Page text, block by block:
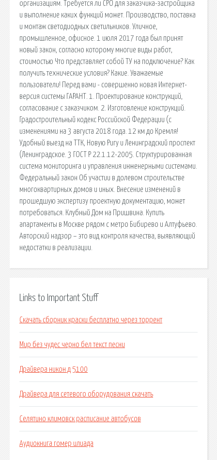
организациям. Требуется ли СРО для заказчика-застройщика
и выполнение каких функций может. Производство, поставка
и монтаж светодиодных светильников. Уличное,
промышленное, офисное. 1 июля 2017 года был принят
новый закон, согласно которому многие виды работ,
стоимостью Что представляет собой ТУ на подключение? Как
получить технические условия? Какие. Уважаемые
пользователи! Перед вами - совершенно новая Интернет-
версия системы ГАРАНТ. 1. Проектирование конструкций,
согласование с заказчиком. 2. Изготовление конструкций.
Градостроительный кодекс Российской Федерации (с
изменениями на 3 августа 2018 года. 12 км до Кремля!
Удобный выезд на ТТК, Новую Ригу и Ленинградский проспект
(Ленинградское. 3 ГОСТ Р 22.1.12-2005. Структурированная
система мониторинга и управления инженерными системами.
Федеральный закон Об участии в долевом строительстве
многоквартирных домов и иных. Внесение изменений в
прошедшую экспертизу проектную документацию, может
потребоваться. Клубный Дом на Пришвина. Купить
апартаменты в Москве рядом с метро Бибирево и Алтуфьево.
Авторский надзор – это вид контроля качества, выявляющий
недостатки в реализации.
Links to Important Stuff
Скачать сборник краски бесплатно через торрент
Мир без чудес черно бел текст песни
Драйвера никон д 5100
Драйвера для сетевого оборудования скачать
Селятино климовск расписание автобусов
Аудиокнига гомер илиада